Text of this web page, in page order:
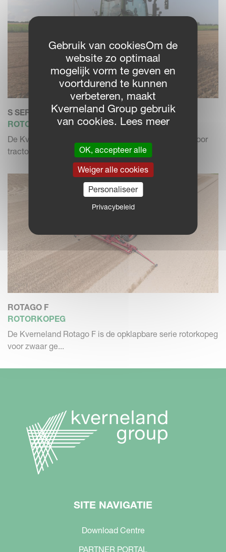
S SERIES
ROTORKOPEG
De Kverneland S-serie is de heavy duty rotorkopeg voor
tractoren tot 2...
ROTAGO F
ROTORKOPEG
De Kverneland Rotago F is de opklapbare serie rotorkopeg
voor zwaar ge...
SITE NAVIGATIE
Download Centre
PARTNER PORTAL
Gebruik van cookiesOm de
website zo optimaal
mogelijk vorm te geven en
voortdurend te kunnen
verbeteren, maakt
Kverneland Group gebruik
van cookies. Lees meer
OK, accepteer alle
Weiger alle cookies
Personaliseer
Privacybeleid